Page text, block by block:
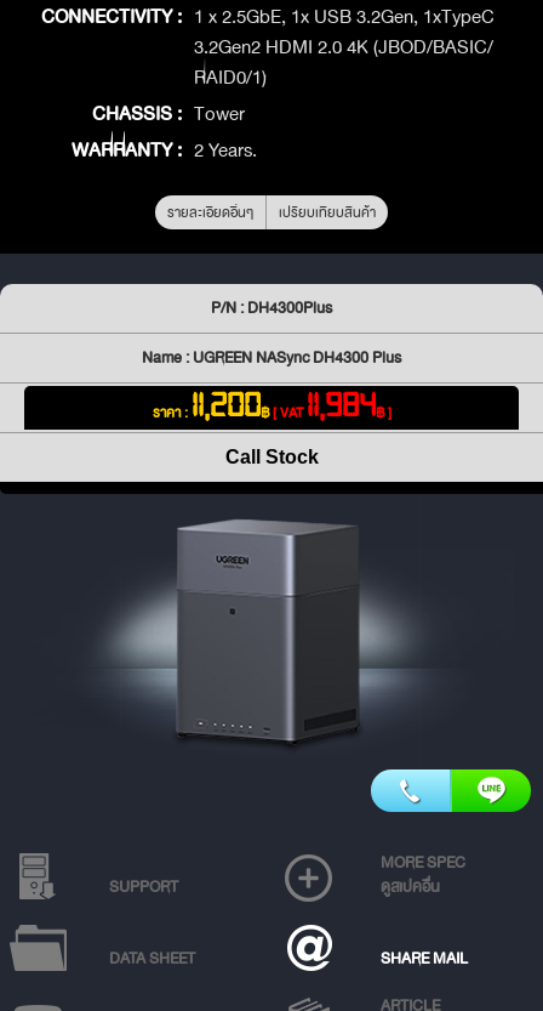
CONNECTIVITY : 1 x 2.5GbE, 1x USB 3.2Gen, 1xTypeC
3.2Gen2 HDMI 2.0 4K (JBOD/BASIC/
RAID0/1)
CHASSIS : Tower
WARRANTY : 2 Years.
รายละเอียดอื่นๆ เปรียบเทียบสินค้า
P/N : DH4300Plus
Name : UGREEN NASync DH4300 Plus
ราคา : 11,200฿[ VAT11,984฿ ]
Call Stock
SUPPORT
MORE SPEC
ดูสเปคอื่น
DATA SHEET
SHARE MAIL
ARTICLE